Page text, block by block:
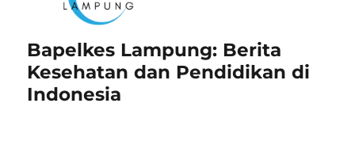
Bapelkes Lampung: Berita
Kesehatan dan Pendidikan di
Indonesia